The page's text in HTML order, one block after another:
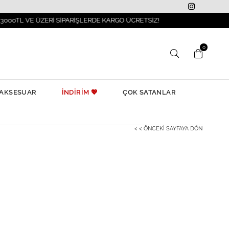
SİPARİŞLERDE KARGO ÜCRETSİZ!
0
İNDİRİM 💖 ÇOK SATANLAR
< < ÖNCEKI SAYFAYA DÖN